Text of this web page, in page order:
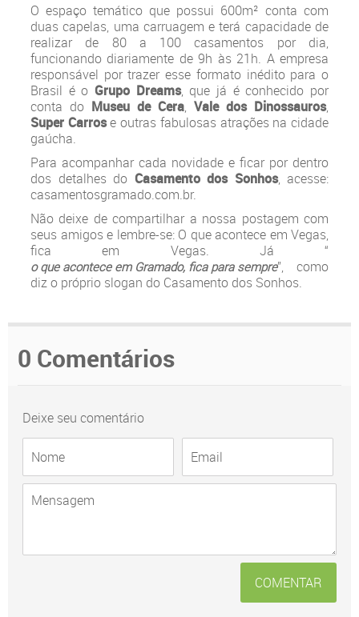
O espaço temático que possui 600m² conta com
duas capelas, uma carruagem e terá capacidade de
realizar de 80 a 100 casamentos por dia,
funcionando diariamente de 9h às 21h. A empresa
responsável por trazer esse formato inédito para o
Brasil é o Grupo Dreams, que já é conhecido por
conta do Museu de Cera, Vale dos Dinossauros,
Super Carrose outras fabulosas atrações na cidade
gaúcha.
Para acompanhar cada novidade e ficar por dentro
dos detalhes do Casamento dos Sonhos, acesse:
casamentosgramado.com.br.
Não deixe de compartilhar a nossa postagem com
seus amigos e lembre-se: O que acontece em Vegas,
fica em Vegas. Já “
o que acontece em Gramado, fica para sempre”, como
diz o próprio slogan do Casamento dos Sonhos.
0 Comentários
Deixe seu comentário
COMENTAR